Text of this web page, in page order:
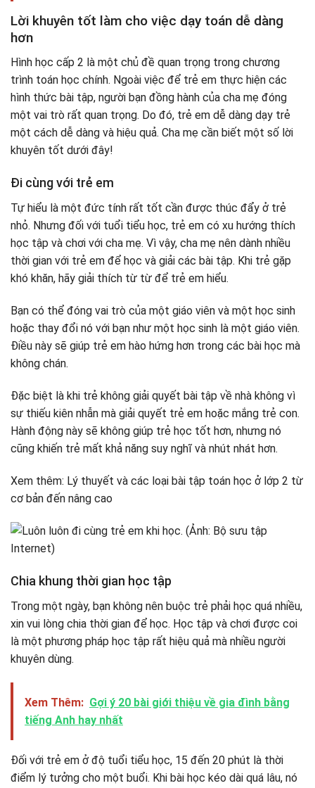
Lời khuyên tốt làm cho việc dạy toán dễ dàng
hơn
Hình học cấp 2 là một chủ đề quan trọng trong chương
trình toán học chính. Ngoài việc để trẻ em thực hiện các
hình thức bài tập, người bạn đồng hành của cha mẹ đóng
một vai trò rất quan trọng. Do đó, trẻ em dễ dàng dạy trẻ
một cách dễ dàng và hiệu quả. Cha mẹ cần biết một số lời
khuyên tốt dưới đây!
Đi cùng với trẻ em
Tự hiểu là một đức tính rất tốt cần được thúc đẩy ở trẻ
nhỏ. Nhưng đối với tuổi tiểu học, trẻ em có xu hướng thích
học tập và chơi với cha mẹ. Vì vậy, cha mẹ nên dành nhiều
thời gian với trẻ em để học và giải các bài tập. Khi trẻ gặp
khó khăn, hãy giải thích từ từ để trẻ em hiểu.
Bạn có thể đóng vai trò của một giáo viên và một học sinh
hoặc thay đổi nó với bạn như một học sinh là một giáo viên.
Điều này sẽ giúp trẻ em hào hứng hơn trong các bài học mà
không chán.
Đặc biệt là khi trẻ không giải quyết bài tập về nhà không vì
sự thiếu kiên nhẫn mà giải quyết trẻ em hoặc mắng trẻ con.
Hành động này sẽ không giúp trẻ học tốt hơn, nhưng nó
cũng khiến trẻ mất khả năng suy nghĩ và nhút nhát hơn.
Xem thêm: Lý thuyết và các loại bài tập toán học ở lớp 2 từ
cơ bản đến nâng cao
Chia khung thời gian học tập
Trong một ngày, bạn không nên buộc trẻ phải học quá nhiều,
xin vui lòng chia thời gian để học. Học tập và chơi được coi
là một phương pháp học tập rất hiệu quả mà nhiều người
khuyên dùng.
Xem Thêm: Gợi ý 20 bài giới thiệu về gia đình bằng
tiếng Anh hay nhất
Đối với trẻ em ở độ tuổi tiểu học, 15 đến 20 phút là thời
điểm lý tưởng cho một buổi. Khi bài học kéo dài quá lâu, nó